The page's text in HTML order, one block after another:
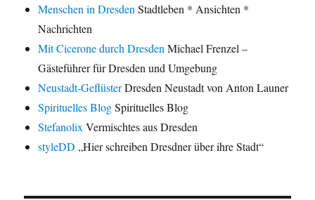
Menschen in Dresden Stadtleben * Ansichten *
Nachrichten
Mit Cicerone durch Dresden Michael Frenzel –
Gästeführer für Dresden und Umgebung
Neustadt-GeflüsterDresden Neustadt von Anton Launer
Spirituelles BlogSpirituelles Blog
Stefanolix Vermischtes aus Dresden
styleDD „Hier schreiben Dresdner über ihre Stadt“